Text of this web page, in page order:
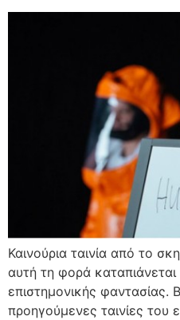
Καινούρια ταινία από το
αυτή τη φορά καταπιάνεται
επιστημονικής φαντασίας.
προηγούμενες ταινίες του